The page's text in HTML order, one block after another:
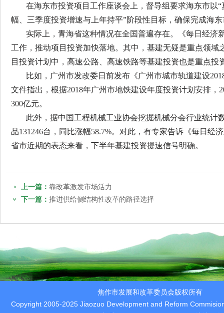
在海东市投资项目工作座谈会上，督导组要求海东市以
幅、三季度投资增速与上年持平”阶段性目标，确保完成海
实际上，青海省这种情况在全国普遍存在。《每日经
工作，推动项目投资加快落地。其中，基建无疑是重点领
目投资计划中，高速公路、高速铁路等基建投资也是重点投
比如，广州市发改委日前发布《广州市城市轨道建设
文件指出，根据2018年广州市地铁建设年度投资计划安排
300亿元。
此外，据中国工程机械工业协会挖掘机械分会行业统计
品131246台，同比涨幅58.7%。对此，有专家告诉《每日
省市近期的表态来看，下半年基建投资提速信号明确。
上一篇： 靠改革激发市场活力
下一篇： 推进供给侧结构性改革的路径选择
焦作市发展和改革委员会版权所有
Copyright 2005-2025 Jiaozuo Development and Reform